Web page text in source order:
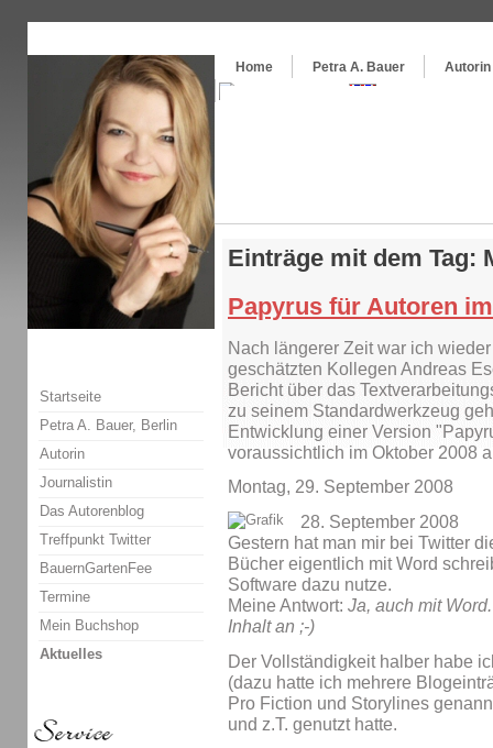
Home
Petra A. Bauer Autorin
Einträge mit dem Tag:
Papyrus für Autoren
Nach längerer Zeit war ich
geschätzten Kollegen Andreas
Bericht über das
zu seinem Standardwerkzeug
Entwicklung einer Version
voraussichtlich im Oktober 2008
Montag, 29. September 2008
28. September 2008
Gestern hat man mir bei Twitter
Bücher eigentlich mit Word
Software dazu nutze.
Meine Antwort: Ja, auch mit
Inhalt an ;-)
Der Vollständigkeit halber habe
(dazu hatte ich mehrere
Pro Fiction und Storylines
und z.T. genutzt hatte.
Startseite
Petra A. Bauer, Berlin
Autorin
Journalistin
Das Autorenblog
Treffpunkt Twitter
BauernGartenFee
Termine
Mein Buchshop
Aktuelles